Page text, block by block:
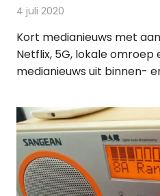
4 juli 2020
Kort medianieuws met
Netflix, 5G, lokale
medianieuws uit binnen-